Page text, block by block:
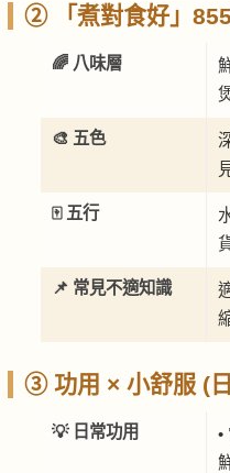
② 「煮對食好」
🌈 八味層
🎨 五色
🀄 五行
📌 常見不適知識
③ 功用 × 小舒服 (
💡 日常功用
•